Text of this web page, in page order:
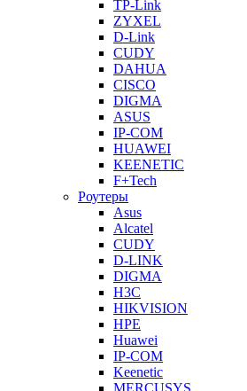
TP-Link
ZYXEL
D-Link
CUDY
DAHUA
CISCO
DIGMA
ASUS
IP-COM
HUAWEI
KEENETIC
F+Tech
Роутеры
Asus
Alcatel
CUDY
D-LINK
DIGMA
H3C
HIKVISION
HPE
Huawei
IP-COM
Keenetic